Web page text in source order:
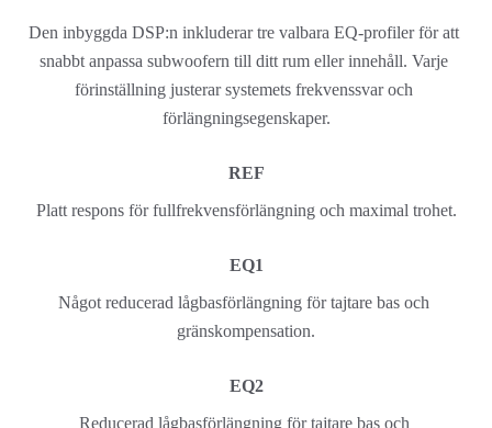
Den inbyggda DSP:n inkluderar tre valbara EQ-profiler för att
snabbt anpassa subwoofern till ditt rum eller innehåll. Varje
förinställning justerar systemets frekvenssvar och
förlängningsegenskaper.
REF
Platt respons för fullfrekvensförlängning och maximal trohet.
EQ1
Något reducerad lågbasförlängning för tajtare bas och
gränskompensation.
EQ2
Reducerad lågbasförlängning för tajtare bas och